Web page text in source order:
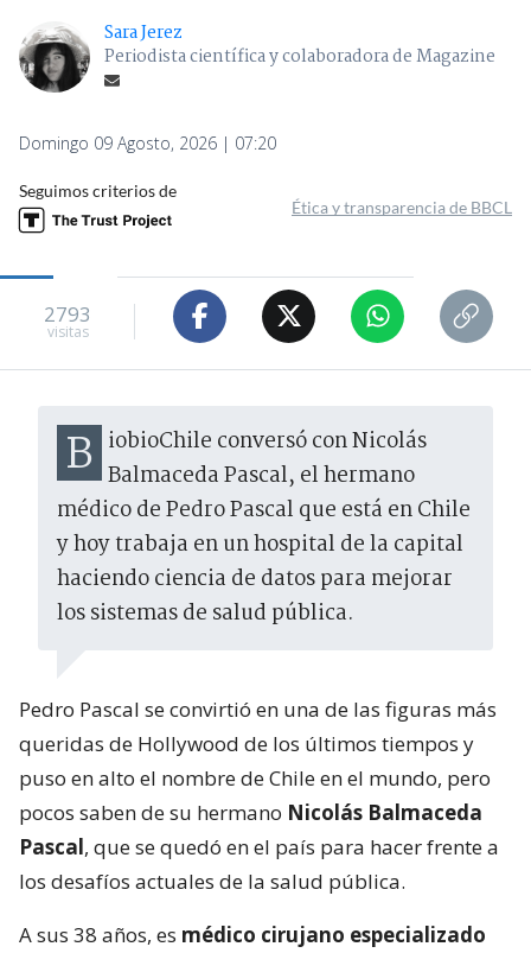
Sara Jerez
Periodista científica y colaboradora de Magazine
Domingo 09 Agosto, 2026 | 07:20
Seguimos criterios de
Ética y transparencia de BBCL
2793
visitas
BiobioChile conversó con Nicolás Balmaceda Pascal, el hermano
médico de Pedro Pascal que está en Chile
y hoy trabaja en un hospital de la capital
haciendo ciencia de datos para mejorar
los sistemas de salud pública.
Pedro Pascal se convirtió en una de las figuras más
queridas de Hollywood de los últimos tiempos y
puso en alto el nombre de Chile en el mundo, pero
pocos saben de su hermano Nicolás Balmaceda
Pascal, que se quedó en el país para hacer frente a
los desafíos actuales de la salud pública.
A sus 38 años, es médico cirujano especializado